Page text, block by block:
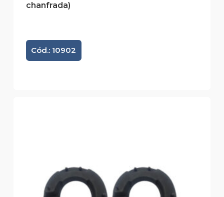
chanfrada)
Cód.: 10902